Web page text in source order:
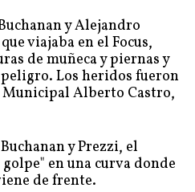
y Alejandro
viajaba en el Focus,
de muñeca y piernas y
Los heridos fueron
Alberto Castro,
y Prezzi, el
en una curva donde
de frente.